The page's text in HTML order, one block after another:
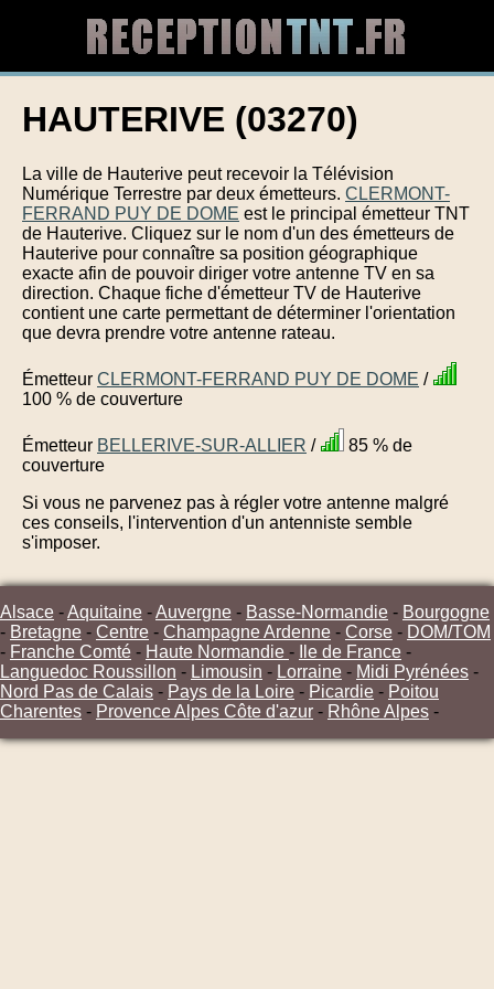
HAUTERIVE (03270)
La ville de Hauterive peut recevoir la Télévision
Numérique Terrestre par deux émetteurs. CLERMONT-
FERRAND PUY DE DOME est le principal émetteur TNT
de Hauterive. Cliquez sur le nom d'un des émetteurs de
Hauterive pour connaître sa position géographique
exacte afin de pouvoir diriger votre antenne TV en sa
direction. Chaque fiche d'émetteur TV de Hauterive
contient une carte permettant de déterminer l'orientation
que devra prendre votre antenne rateau.
Émetteur CLERMONT-FERRAND PUY DE DOME /
100 % de couverture
Émetteur BELLERIVE-SUR-ALLIER /
85 % de
couverture
Si vous ne parvenez pas à régler votre antenne malgré
ces conseils, l'intervention d'un antenniste semble
s'imposer.
Alsace -Aquitaine -Auvergne - Basse-Normandie - Bourgogne
- Bretagne - Centre - Champagne Ardenne - Corse - DOM/TOM
- Franche Comté - Haute Normandie - Ile de France -
Languedoc Roussillon - Limousin - Lorraine - Midi Pyrénées -
Nord Pas de Calais - Pays de la Loire - Picardie - Poitou
Charentes - Provence Alpes Côte d'azur - Rhône Alpes -